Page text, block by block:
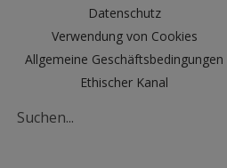
Datenschutz
Verwendung von Cookies
Allgemeine Geschäftsbedingungen
Ethischer Kanal